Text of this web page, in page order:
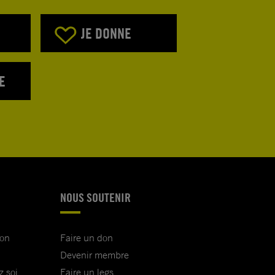
JE DONNE
soi
NOUS SOUTENIR
Faire un don
Devenir membre
Faire un legs